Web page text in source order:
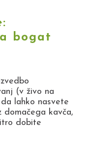
bogat
(v živo na
lahko nasvete
domačega kavča,
dobite